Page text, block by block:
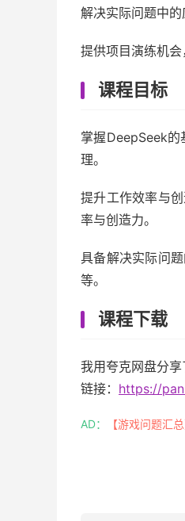
解决实际问题中的
提供项目演练机
课程目标
掌握DeepSeek
理。
提升工作效率与
率与创造力。
具备解决实际问
等。
课程下载
我用夸克网盘分
链接： https://
AD： 【游戏问题汇总